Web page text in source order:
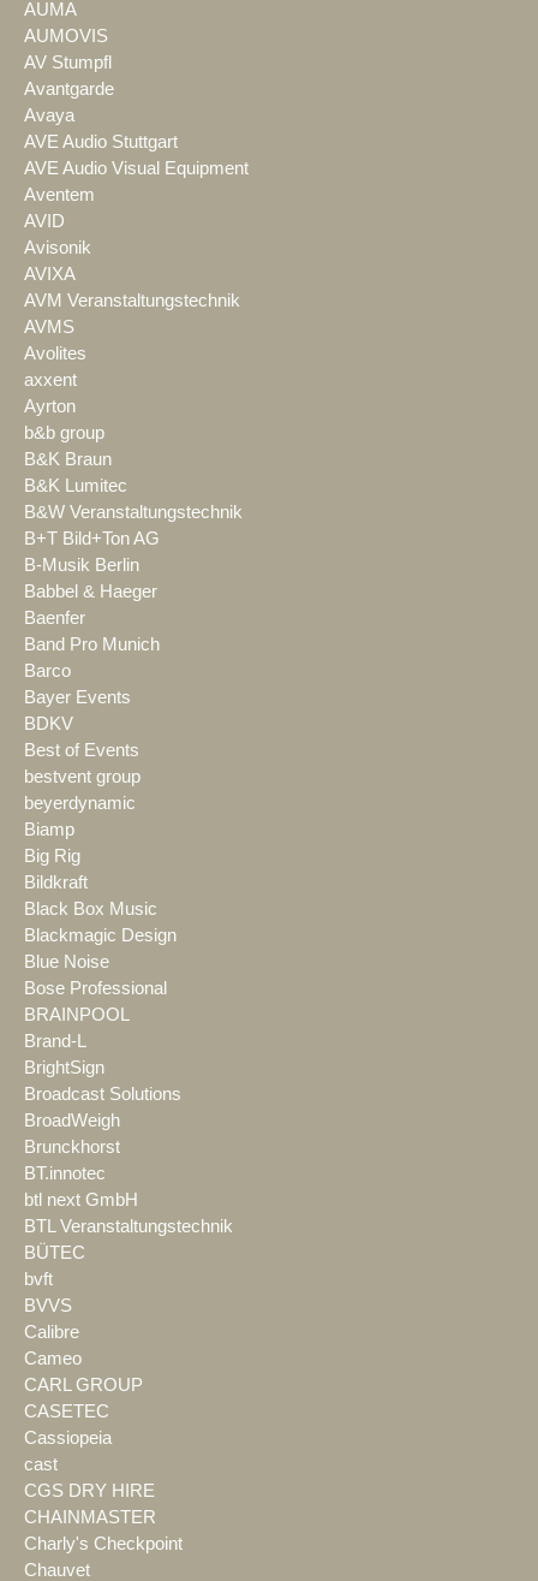
AUMA
AUMOVIS
AV Stumpfl
Avantgarde
Avaya
AVE Audio Stuttgart
AVE Audio Visual Equipment
Aventem
AVID
Avisonik
AVIXA
AVM Veranstaltungstechnik
AVMS
Avolites
axxent
Ayrton
b&b group
B&K Braun
B&K Lumitec
B&W Veranstaltungstechnik
B+T Bild+Ton AG
B-Musik Berlin
Babbel & Haeger
Baenfer
Band Pro Munich
Barco
Bayer Events
BDKV
Best of Events
bestvent group
beyerdynamic
Biamp
Big Rig
Bildkraft
Black Box Music
Blackmagic Design
Blue Noise
Bose Professional
BRAINPOOL
Brand-L
BrightSign
Broadcast Solutions
BroadWeigh
Brunckhorst
BT.innotec
btl next GmbH
BTL Veranstaltungstechnik
BÜTEC
bvft
BVVS
Calibre
Cameo
CARL GROUP
CASETEC
Cassiopeia
cast
CGS DRY HIRE
CHAINMASTER
Charly's Checkpoint
Chauvet